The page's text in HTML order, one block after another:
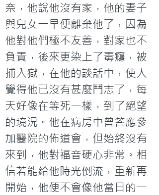
奈，他說他沒有家，他的妻子
與兒女一早便離棄他了，因為
他對他們極不友善，對家也不
負責，後來更染上了毒癮，被
捕入獄，在他的談話中，使人
覺得他已沒有甚麼鬥志了，每
天好像在等死一樣，到了絕望
的境況。他在病房中曾答應參
加醫院的佈道會，但始終沒有
來到，他對福音硬心非常。相
信若能給他時光倒流，重新再
開始，他便不會像他當日的一